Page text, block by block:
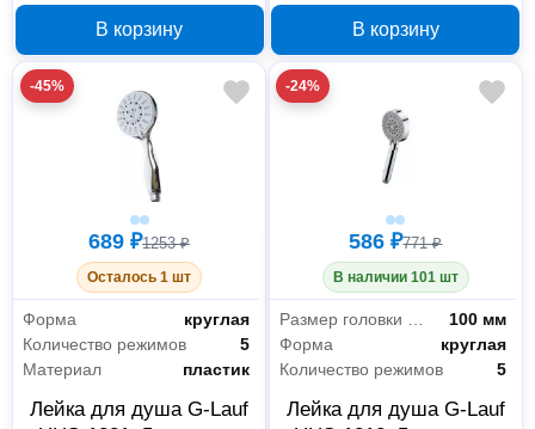
В корзину В корзину
-45%
689 ₽1253 ₽
Осталось 1 шт
Форма
круглая
Количество режимов
5
Материал
пластик
Лейка для душа G-Lauf
-24%
586 ₽771 ₽
В наличии 101 шт
Размер головки лейки
100 мм
Форма
круглая
Количество режимов
5
Лейка для душа G-Lauf